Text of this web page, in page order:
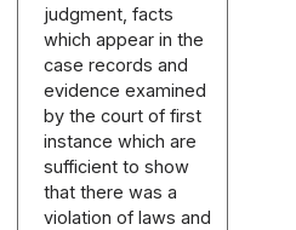
judgment, facts
which appear in the
case records and
evidence examined
by the court of first
instance which are
sufficient to show
that there was a
violation of laws and